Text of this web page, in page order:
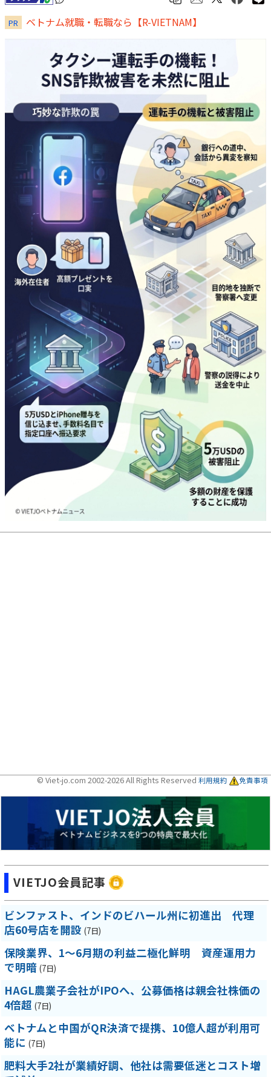
PR ベトナム就職・転職なら【R-VIETNAM】
© Viet-jo.com 2002-2026 All Rights Reserved 利用規約 免責事項
VIETJO会員記事
ビンファスト、インドのビハール州に初進出 代理
店60号店を開設 (7日)
保険業界、1～6月期の利益二極化鮮明 資産運用力
で明暗 (7日)
HAGL農業子会社がIPOへ、公募価格は親会社株価の
4倍超 (7日)
ベトナムと中国がQR決済で提携、10億人超が利用可
能に (7日)
肥料大手2社が業績好調、他社は需要低迷とコスト増